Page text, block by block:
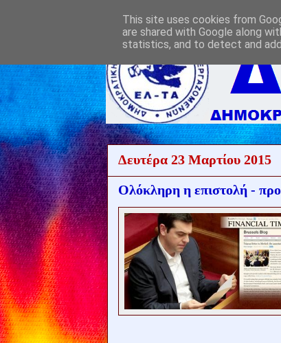
Δευτέρα 23 Μαρτίου 2015
Ολόκληρη η επιστολή -
This site uses cookies from
are shared with Google along
statistics, and to detect and